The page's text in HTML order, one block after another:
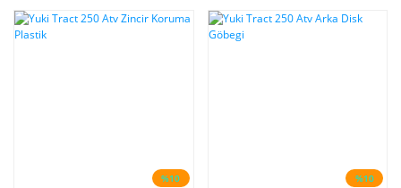
%10 %10